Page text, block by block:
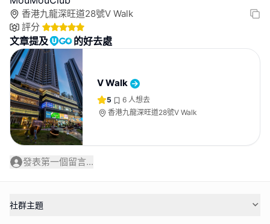
香港九龍深旺道28號V Walk
評分
文章提及 的好去處
V Walk
5 6 人想去
香港九龍深旺道28號V Walk
發表第一個留言...
社群主題